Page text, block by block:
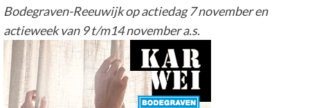
Bodegraven-Reeuwijk op actiedag 7 november en
actieweek van 9 t/m14 november a.s.